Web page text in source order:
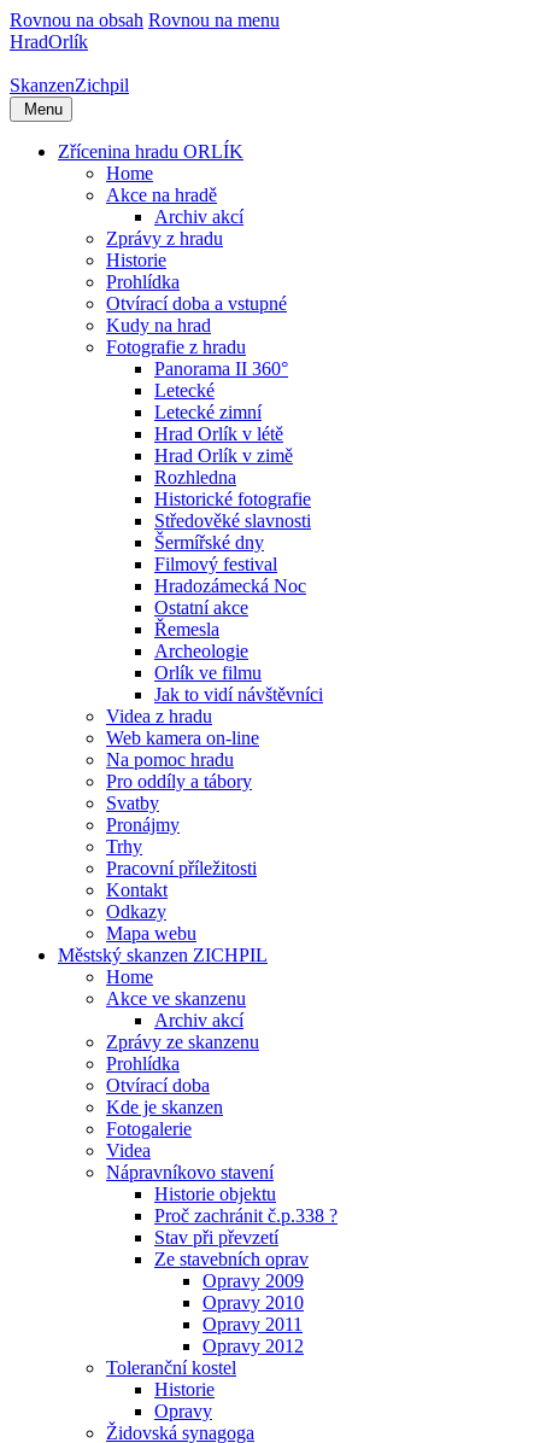
Rovnou na obsah Rovnou na menu
HradOrlík
SkanzenZichpil
Menu
Zřícenina hradu ORLÍK
Home
Akce na hradě
Archiv akcí
Zprávy z hradu
Historie
Prohlídka
Otvírací doba a vstupné
Kudy na hrad
Fotografie z hradu
Panorama II 360°
Letecké
Letecké zimní
Hrad Orlík v létě
Hrad Orlík v zimě
Rozhledna
Historické fotografie
Středověké slavnosti
Šermířské dny
Filmový festival
Hradozámecká Noc
Ostatní akce
Řemesla
Archeologie
Orlík ve filmu
Jak to vidí návštěvníci
Videa z hradu
Web kamera on-line
Na pomoc hradu
Pro oddíly a tábory
Svatby
Pronájmy
Trhy
Pracovní příležitosti
Kontakt
Odkazy
Mapa webu
Městský skanzen ZICHPIL
Home
Akce ve skanzenu
Archiv akcí
Zprávy ze skanzenu
Prohlídka
Otvírací doba
Kde je skanzen
Fotogalerie
Videa
Nápravníkovo stavení
Historie objektu
Proč zachránit č.p.338 ?
Stav při převzetí
Ze stavebních oprav
Opravy 2009
Opravy 2010
Opravy 2011
Opravy 2012
Toleranční kostel
Historie
Opravy
Židovská synagoga